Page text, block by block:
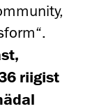
riigist